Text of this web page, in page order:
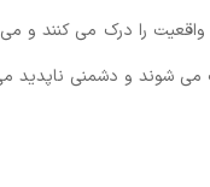
را درک می کنند و می
می شوند و دشمنی ناپدید